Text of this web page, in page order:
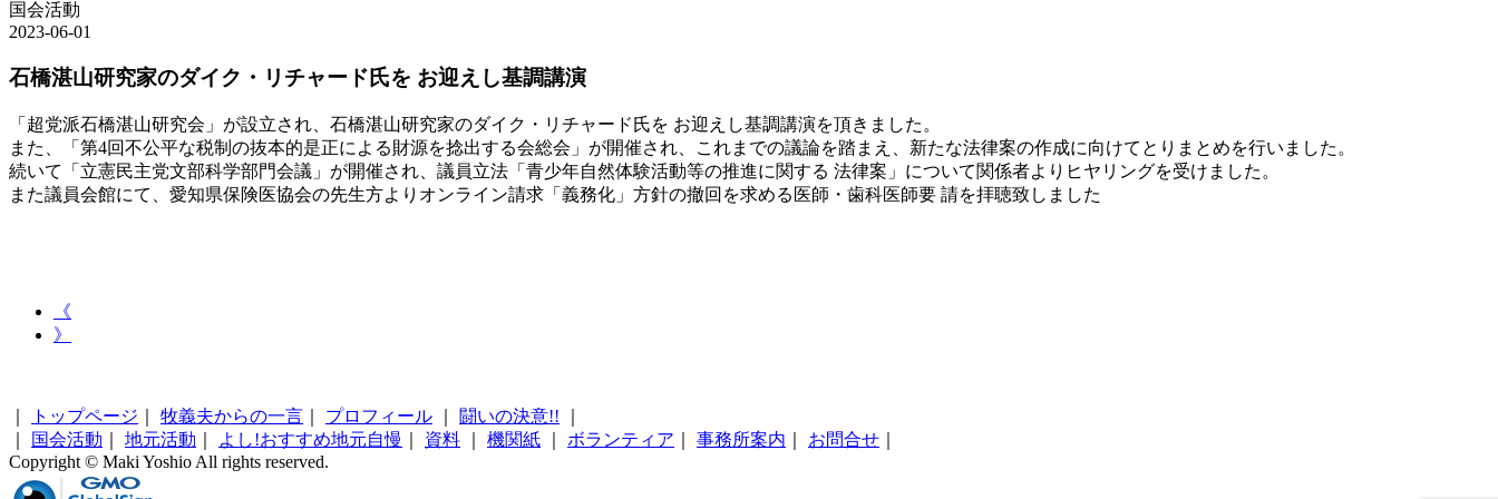
国会活動
2023-06-01
石橋湛山研究家のダイク・リチャード氏を お迎えし基調講演
「超党派石橋湛山研究会」が設立され、石橋湛山研究家のダイク・リチャード氏を お迎えし基調講演を頂きました。
また、「第4回不公平な税制の抜本的是正による財源を捻出する会総会」が開催され、これまでの議論を踏まえ、新たな法律案の作成に向けてとりまとめを行いました。
続いて「立憲民主党文部科学部門会議」が開催され、議員立法「青少年自然体験活動等の推進に関する 法律案」について関係者よりヒヤリングを受けました。
また議員会館にて、愛知県保険医協会の先生方よりオンライン請求「義務化」方針の撤回を求める医師・歯科医師要 請を拝聴致しました
《
》
トップページ 牧義夫からの一言 プロフィール 闘いの決意!!
国会活動 地元活動 よし!おすすめ地元自慢 資料 機関紙 ボランティア 事務所案内 お問合せ
Copyright © Maki Yoshio All rights reserved.